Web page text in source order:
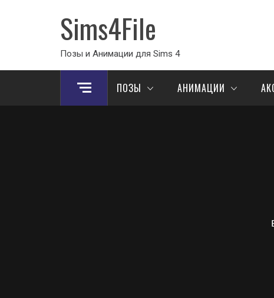
Sims4File
Позы и Анимации для Sims 4
ПОЗЫ АНИМАЦИИ